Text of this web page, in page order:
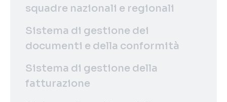
squadre nazionali e regionali
Sistema di gestione dei
documenti e della conformità
Sistema di gestione della
fatturazione